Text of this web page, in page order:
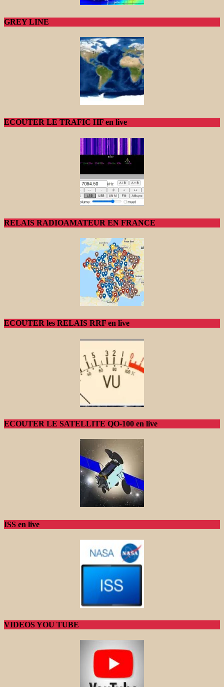
GREY LINE
ECOUTER LE TRAFIC HF en live
RELAIS RADIOAMATEUR EN FRANCE
ECOUTER les RELAIS RRF en live
ECOUTER LE SATELLITE QO-100 en live
ISS en live
VIDEOS YOU TUBE